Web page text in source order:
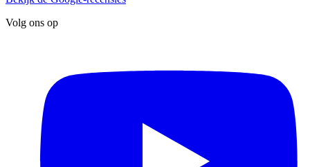
Volg ons op